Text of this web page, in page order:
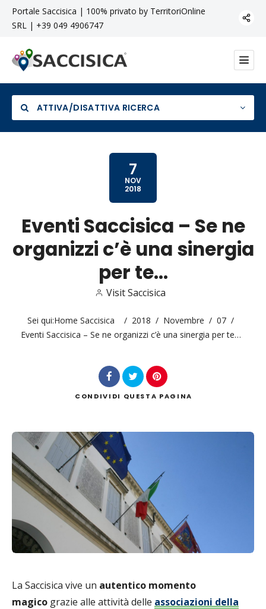
Portale Saccisica | 100% privato by TerritoriOnline
SRL | +39 049 4906747
ATTIVA/DISATTIVA RICERCA
Cerca
7
NOV
2018
Eventi Saccisica – Se ne
organizzi c’è una sinergia
per te…
Visit Saccisica
Sei qui:Home Saccisica / 2018 / Novembre / 07 /
Eventi Saccisica – Se ne organizzi c’è una sinergia per te…
CONDIVIDI QUESTA PAGINA
La Saccisica vive un autentico momento
magico grazie alle attività delle associazioni della